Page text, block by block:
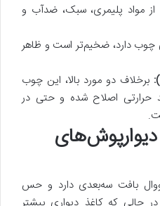
مواد پلیمری، سبک، ضدآب و
چوب دارد، ضخیم‌تر است و ظاهر
برخلاف دو مورد بالا، این چوب
حرارتی اصلاح شده و حتی در
دیوارپوش‌های
بافت سه‌بعدی دارد و حس